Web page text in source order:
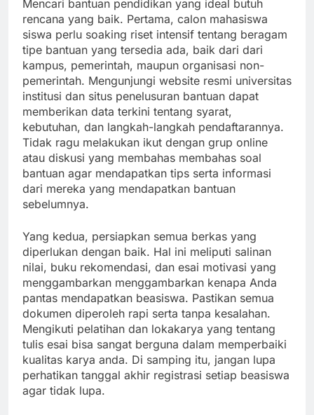
Mencari bantuan pendidikan yang ideal butuh
rencana yang baik. Pertama, calon mahasiswa
siswa perlu soaking riset intensif tentang beragam
tipe bantuan yang tersedia ada, baik dari dari
kampus, pemerintah, maupun organisasi non-
pemerintah. Mengunjungi website resmi universitas
institusi dan situs penelusuran bantuan dapat
memberikan data terkini tentang syarat,
kebutuhan, dan langkah-langkah pendaftarannya.
Tidak ragu melakukan ikut dengan grup online
atau diskusi yang membahas membahas soal
bantuan agar mendapatkan tips serta informasi
dari mereka yang mendapatkan bantuan
sebelumnya.
Yang kedua, persiapkan semua berkas yang
diperlukan dengan baik. Hal ini meliputi salinan
nilai, buku rekomendasi, dan esai motivasi yang
menggambarkan menggambarkan kenapa Anda
pantas mendapatkan beasiswa. Pastikan semua
dokumen diperoleh rapi serta tanpa kesalahan.
Mengikuti pelatihan dan lokakarya yang tentang
tulis esai bisa sangat berguna dalam memperbaiki
kualitas karya anda. Di samping itu, jangan lupa
perhatikan tanggal akhir registrasi setiap beasiswa
agar tidak lupa.